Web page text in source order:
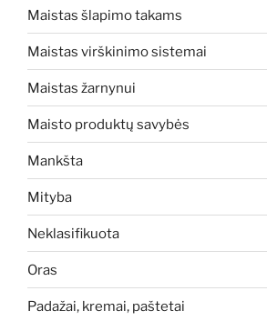
Maistas šlapimo takams
Maistas virškinimo sistemai
Maistas žarnynui
Maisto produktų savybės
Mankšta
Mityba
Neklasifikuota
Oras
Padažai, kremai, paštetai